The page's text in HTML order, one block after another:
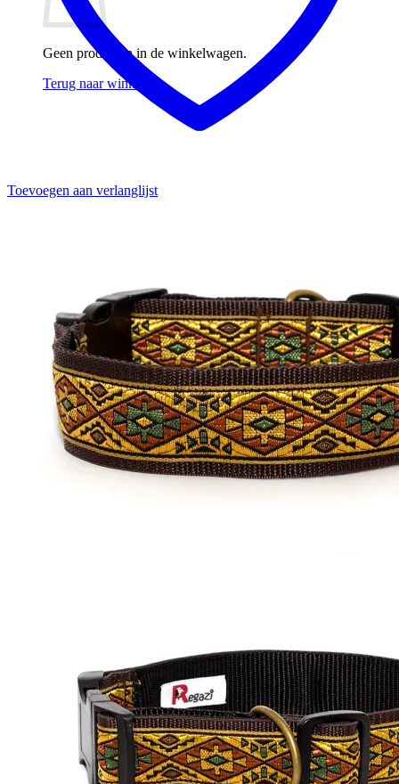
Geen producten in de winkelwagen.
Terug naar winkel
Toevoegen aan verlanglijst